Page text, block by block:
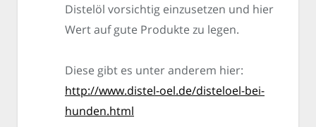
Distelöl vorsichtig einzusetzen und hier
Wert auf gute Produkte zu legen.
Diese gibt es unter anderem hier:
http://www.distel-oel.de/disteloel-bei-
hunden.html